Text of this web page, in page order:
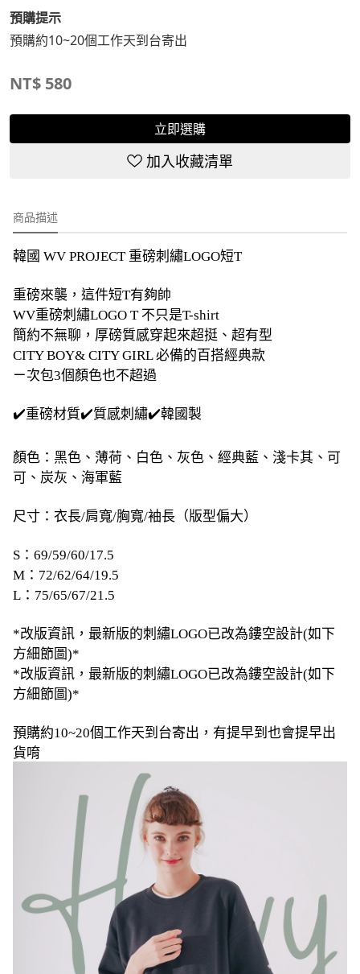
預購提示
預購約10~20個工作天到台寄出
NT$ 580
立即選購
加入收藏清單
商品描述
韓國 WV PROJECT 重磅刺繡LOGO短T
重磅來襲，這件短T有夠帥
WV重磅刺繡LOGO T 不只是T-shirt
簡約不無聊，厚磅質感穿起來超挺、超有型
CITY BOY& CITY GIRL 必備的百搭經典款
ㄧ次包3個顏色也不超過
✔️重磅材質✔️質感刺繡✔️韓國製
顏色：黑色、薄荷、白色、灰色、經典藍、淺卡其、可
可、炭灰、海軍藍
尺寸：衣長/肩寬/胸寬/袖長（版型偏大）
S：69/59/60/17.5
M：72/62/64/19.5
L：75/65/67/21.5
*改版資訊，最新版的刺繡LOGO已改為鏤空設計(如下
方細節圖)*
*改版資訊，最新版的刺繡LOGO已改為鏤空設計(如下
方細節圖)*
預購約10~20個工作天到台寄出，有提早到也會提早出
貨唷